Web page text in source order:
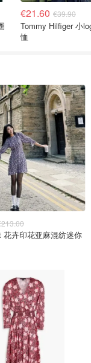
€21.60 €39.90
Tommy Hilfiger 小
恤
花卉印花亚麻混纺迷你